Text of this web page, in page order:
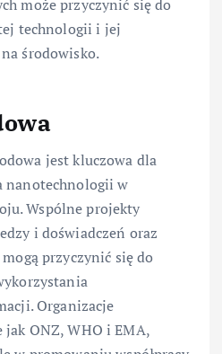
może przyczynić się do
technologii i jej
środowisko.
jest kluczowa dla
nanotechnologii w
Wspólne projekty
i doświadczeń oraz
przyczynić się do
Organizacje
ONZ, WHO i EMA,